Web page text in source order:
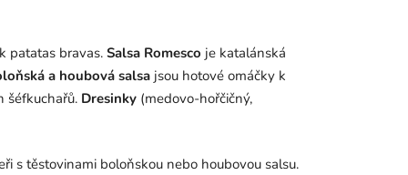
patatas bravas. Salsa Romesco je katalánská
a houbová salsa jsou hotové omáčky k
šéfkuchařů. Dresinky (medovo-hořčičný,
s těstovinami boloňskou nebo houbovou salsu.